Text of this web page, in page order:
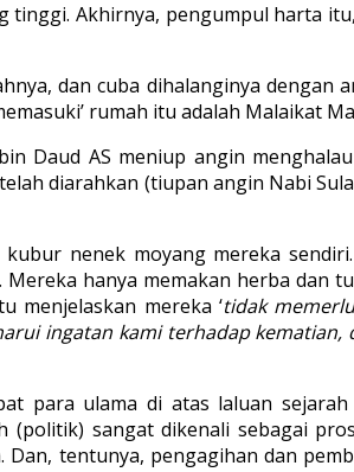
Akhirnya, pengumpul harta itu,
dan cuba dihalanginya dengan
rumah itu adalah Malaikat
Daud AS meniup angin
diarahkan (tiupan angin Nabi
nenek moyang mereka
hanya memakan herba dan
menjelaskan mereka ‘tidak
ingatan kami terhadap kematian,
para ulama di atas laluan
(politik) sangat dikenali sebagai
tentunya, pengagihan dan